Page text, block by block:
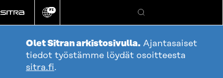
suoraan
sisältöön
Vaihda
kieli
FI
Hae
Olet Sitran arkistosivulla. Ajantasaiset
tiedot työstämme löydät osoitteesta
sitra.fi.